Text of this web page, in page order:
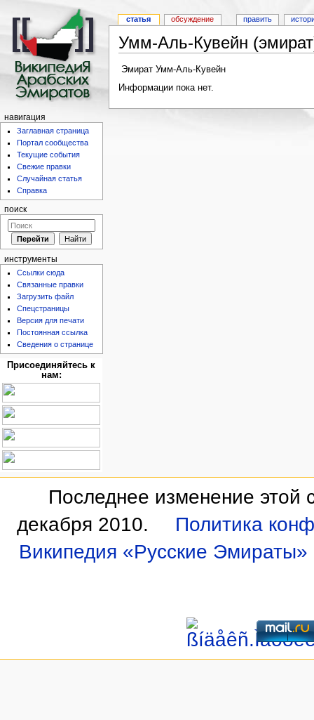
Умм-Аль-Кувейн
Эмират Умм-Аль-Кувейн
Информации пока нет.
статья обсуждение править
навигация
Заглавная страница
Портал сообщества
Текущие события
Свежие правки
Случайная статья
Справка
поиск
инструменты
Ссылки сюда
Связанные правки
Загрузить файл
Спецстраницы
Версия для печати
Постоянная ссылка
Сведения о странице
Присоединяйтесь к
нам:
Последнее изменение этой
декабря 2010.
Политика
Википедия «Русские Эмираты»